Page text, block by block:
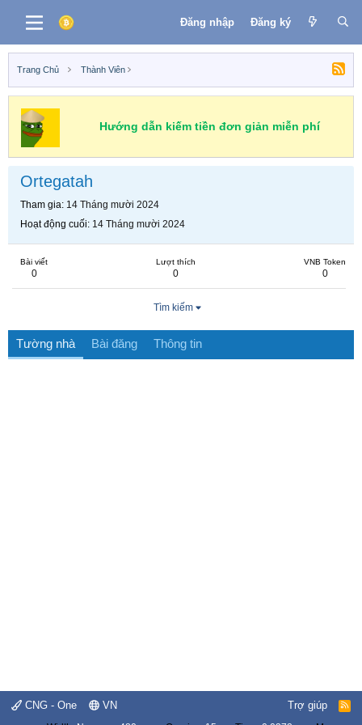
Đăng nhập Đăng ký
Trang Chủ Thành Viên
Hướng dẫn kiếm tiền đơn giản miễn phí
Ortegatah
Tham gia 14 Tháng mười 2024
Hoạt động cuối 14 Tháng mười 2024
Bài viết
0
Lượt thích
0
VNB Token
0
Tìm kiếm
Tường nhà Bài đăng Thông tin
CNG - One VN Trợ giúp
R